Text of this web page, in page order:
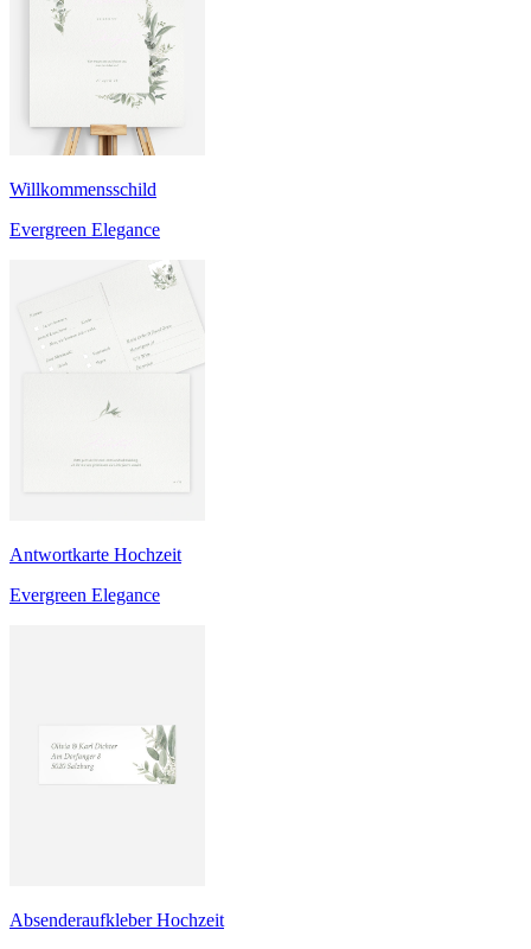
Willkommensschild
Evergreen Elegance
Antwortkarte Hochzeit
Evergreen Elegance
Absenderaufkleber Hochzeit